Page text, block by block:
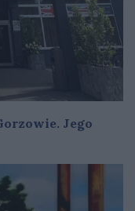
Jego